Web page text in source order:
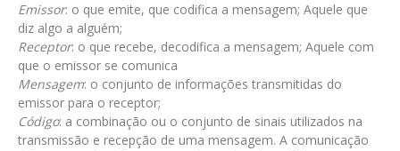
Emissor: o que emite, que codifica a mensagem; Aquele que
diz algo a alguém;
Receptor: o que recebe, decodifica a mensagem; Aquele com
que o emissor se comunica
Mensagem: o conjunto de informações transmitidas do
emissor para o receptor;
Código: a combinação ou o conjunto de sinais utilizados na
transmissão e recepção de uma mensagem. A comunicação